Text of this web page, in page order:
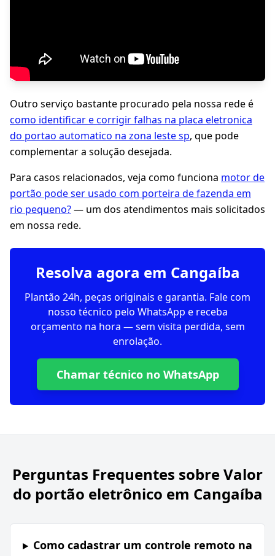
Outro serviço bastante procurado pela nossa rede é
como identificar e corrigir falhas na placa eletronica
do portao automatico na zona leste sp, que pode
complementar a solução desejada.
Para casos relacionados, veja como funciona motor de
portão pode ser usado com porteira de fazenda em
rio pequeno?— um dos atendimentos mais solicitados
em nossa rede.
Resolva agora em Cangaíba
Plantão 24h, peças originais e garantia. Fale com
nosso técnico pelo WhatsApp e receba
orçamento na hora — sem visita perdida, sem
enrolação.
Chamar técnico no WhatsApp
Perguntas Frequentes sobreValor
do portão eletrônico em Cangaíba
Como cadastrar um controle remoto na